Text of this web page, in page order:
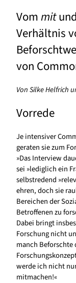
Vommitund
Verhältnis
von
Von Silke Helfrich
Vorrede
Je intensiver
geraten sie zum
»Das Interview
sei »lediglich ein
selbstredend
ehren, doch sie
Bereichen der
Betroffenen zu
Dabei bringt
Forschung nicht
manch Beforschte
werde ich nicht
mitmachen!«